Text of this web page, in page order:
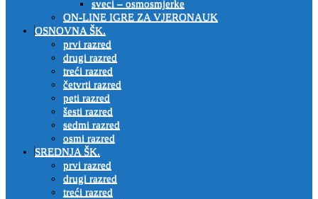
sveci – osmosmjerke
ON-LINE IGRE ZA VJERONAUK
OSNOVNA ŠK.
prvi razred
drugi razred
treći razred
četvrti razred
peti razred
šesti razred
sedmi razred
osmi razred
SREDNJA ŠK.
prvi razred
drugi razred
treći razred